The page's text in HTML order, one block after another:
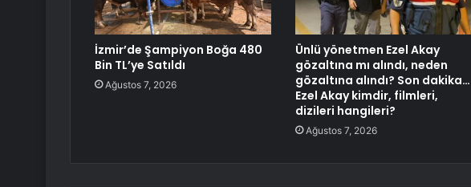
İzmir’de Şampiyon Boğa 480
Bin TL’ye Satıldı
Ağustos 7, 2026
Ünlü yönetmen Ezel Akay
gözaltına mı alındı, neden
gözaltına alındı? Son dakika…
Ezel Akay kimdir, filmleri,
dizileri hangileri?
Ağustos 7, 2026